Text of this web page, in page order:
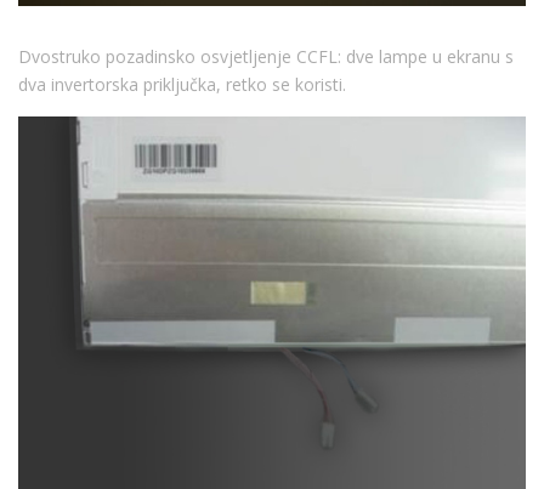
Dvostruko pozadinsko osvjetljenje CCFL: dve lampe u ekranu s
dva invertorska priključka, retko se koristi.